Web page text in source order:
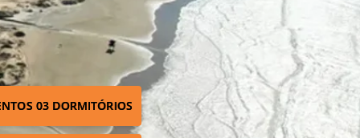
03 DORMITÓRIOS